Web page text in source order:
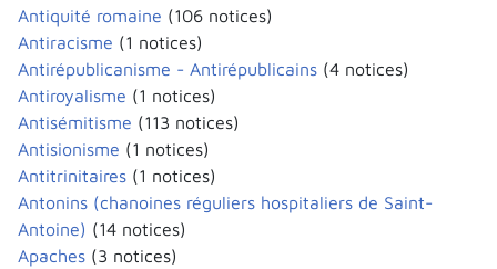
Antiquité romaine (106 notices)
Antiracisme (1 notices)
Antirépublicanisme - Antirépublicains (4 notices)
Antiroyalisme (1 notices)
Antisémitisme (113 notices)
Antisionisme (1 notices)
Antitrinitaires (1 notices)
Antonins (chanoines réguliers hospitaliers de Saint-
Antoine) (14 notices)
Apaches (3 notices)